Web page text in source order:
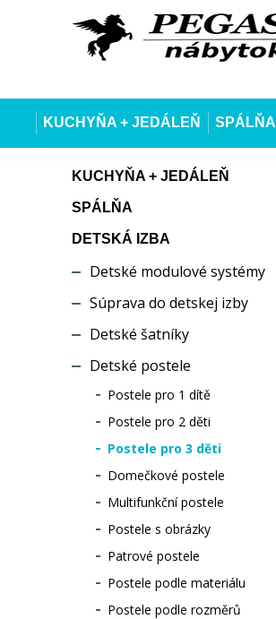
KUCHYŇA + JEDÁLEŇ SPÁLŇA
KUCHYŇA + JEDÁLEŇ
SPÁLŇA
DETSKÁ IZBA
Detské modulové systémy
Súprava do detskej izby
Detské šatníky
Detské postele
Postele pro 1 dítě
Postele pro 2 děti
Postele pro 3 děti
Domečkové postele
Multifunkční postele
Postele s obrázky
Patrové postele
Postele podle materiálu
Postele podle rozměrů